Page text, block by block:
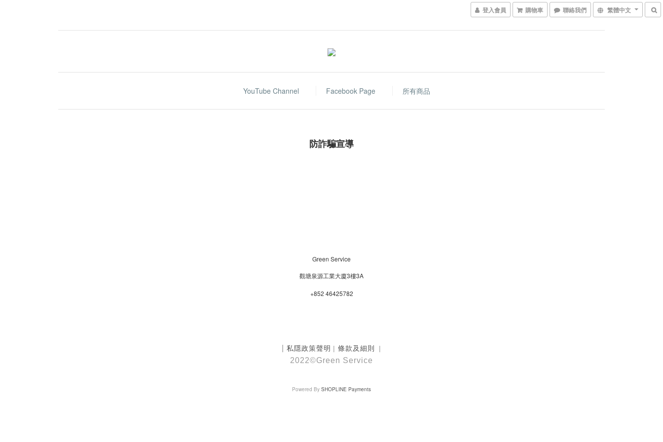
登入會員 購物車 聯絡我們 繁體中文
YouTube Channel Facebook Page 所有商品
防詐騙宣導
Green Service
觀塘泉源工業大廈3樓3A
+852 46425782
私隱政策聲明 | 條款及細則 |
2022©Green Service
Powered By SHOPLINE Payments